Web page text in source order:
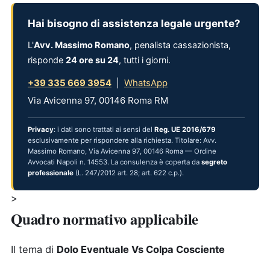
Hai bisogno di assistenza legale urgente?
L'Avv. Massimo Romano, penalista cassazionista,
risponde 24 ore su 24, tutti i giorni.
+39 335 669 3954
WhatsApp
Via Avicenna 97, 00146 Roma RM
Privacy: i dati sono trattati ai sensi del Reg. UE 2016/679
esclusivamente per rispondere alla richiesta. Titolare: Avv.
Massimo Romano, Via Avicenna 97, 00146 Roma — Ordine
Avvocati Napoli n. 14553. La consulenza è coperta da segreto
professionale (L. 247/2012 art. 28; art. 622 c.p.).
>
Quadro normativo applicabile
Il tema di Dolo Eventuale Vs Colpa Cosciente